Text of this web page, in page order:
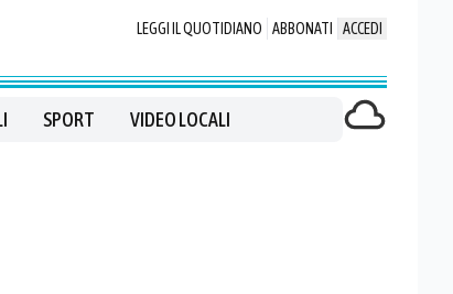
LEGGI IL QUOTIDIANO ABBONATI ACCEDI
SPORT VIDEO LOCALI